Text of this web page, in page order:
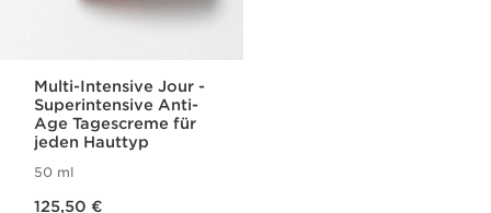
Multi-Intensive Jour -
Superintensive Anti-
Age Tagescreme für
jeden Hauttyp
50 ml
125,50 €